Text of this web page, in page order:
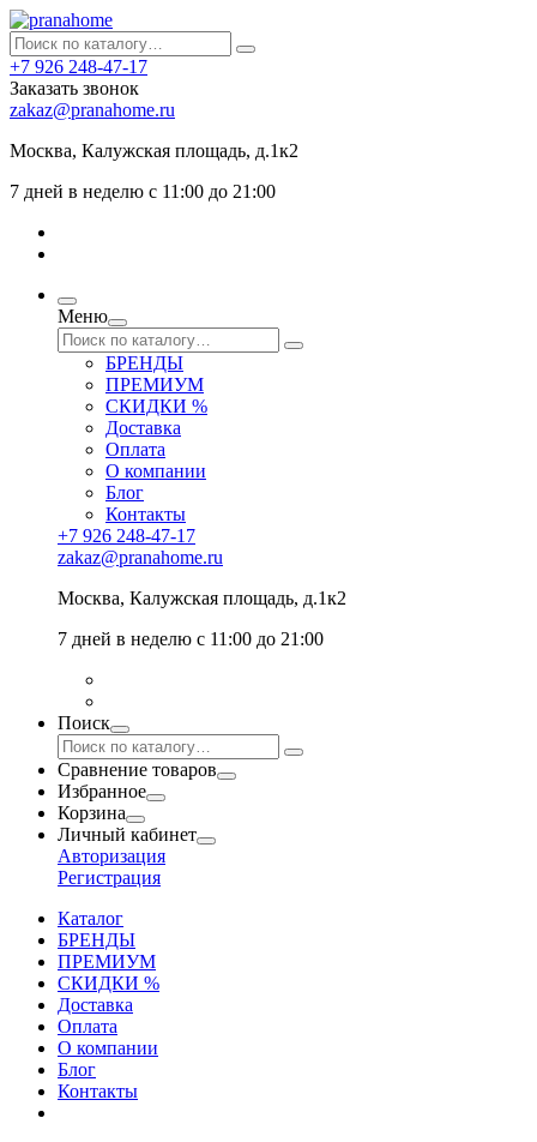
+7 926 248-47-17
Заказать звонок
zakaz@pranahome.ru
Москва, Калужская площадь, д.1к2
7 дней в неделю с 11:00 до 21:00
Меню
БРЕНДЫ
ПРЕМИУМ
СКИДКИ %
Доставка
Оплата
О компании
Блог
Контакты
+7 926 248-47-17
zakaz@pranahome.ru
Москва, Калужская площадь, д.1к2
7 дней в неделю с 11:00 до 21:00
Поиск
Сравнение товаров
Избранное
Корзина
Личный кабинет
Авторизация
Регистрация
Каталог
БРЕНДЫ
ПРЕМИУМ
СКИДКИ %
Доставка
Оплата
О компании
Блог
Контакты